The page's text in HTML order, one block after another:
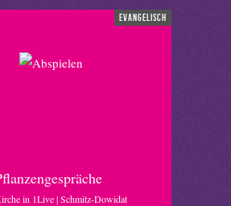
evangelisch
in 1Live | Schmitz-Dowidat